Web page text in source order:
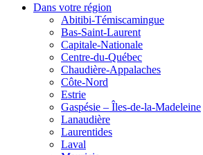
Dans votre région
Abitibi-Témiscamingue
Bas-Saint-Laurent
Capitale-Nationale
Centre-du-Québec
Chaudière-Appalaches
Côte-Nord
Estrie
Gaspésie – Îles-de-la-Madeleine
Lanaudière
Laurentides
Laval